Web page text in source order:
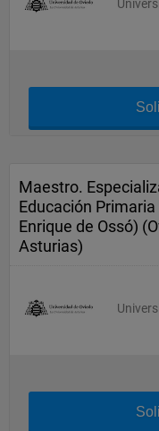
Maestro.
Educación Primaria
Enrique de Ossó)
Asturias)